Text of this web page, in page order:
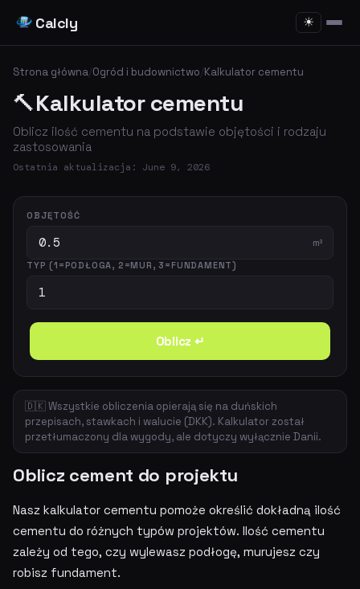
Calcly ☀
Strona główna/Ogród i budownictwo/Kalkulator cementu
🔨Kalkulator cementu
Oblicz ilość cementu na podstawie objętości i rodzaju
zastosowania
Ostatnia aktualizacja: June 9, 2026
OBJĘTOŚĆ
m³
TYP (1=PODŁOGA, 2=MUR, 3=FUNDAMENT)
Oblicz ↵
🇩🇰 Wszystkie obliczenia opierają się na duńskich
przepisach, stawkach i walucie (DKK). Kalkulator został
przetłumaczony dla wygody, ale dotyczy wyłącznie Danii.
Oblicz cement do projektu
Nasz kalkulator cementu pomoże określić dokładną ilość
cementu do różnych typów projektów. Ilość cementu
zależy od tego, czy wylewasz podłogę, murujesz czy
robisz fundament.